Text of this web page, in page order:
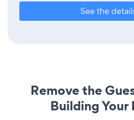
See the
Remove the
Building Your